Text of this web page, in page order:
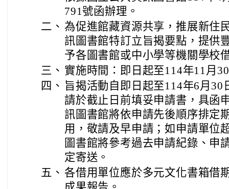
791號函辦理。
二、 為促進館藏資源共享，推展新住
訊圖書館特訂立旨揭要點，提供
予各圖書館或中小學等機關學校
三、 實施時間：即日起至114年11月
四、 旨揭活動自即日起至114年6月
請於截止日前填妥申請書，具函
訊圖書館將依申請先後順序排定
用，敬請及早申請；如申請單位
圖書館將參考過去申請紀錄、申
定寄送。
五、 各借用單位應於多元文化書箱借